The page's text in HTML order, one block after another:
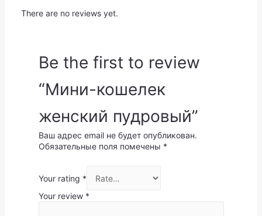
There are no reviews yet.
Be the first to review
“Мини-кошелек
женский пудровый”
Ваш адрес email не будет опубликован.
Обязательные поля помечены *
Your rating *
Your review *